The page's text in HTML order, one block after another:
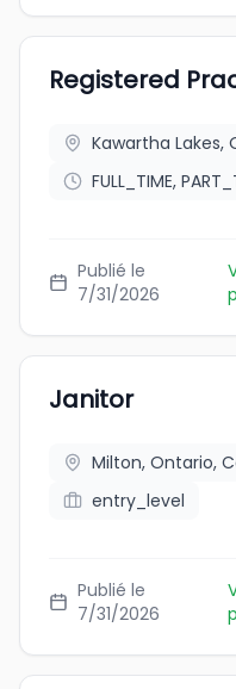
Registered
Kawartha Lakes,
FULL_TIME,
Publié le
7/31/2026
Janitor
Milton, Ontario,
entry_level
Publié le
7/31/2026